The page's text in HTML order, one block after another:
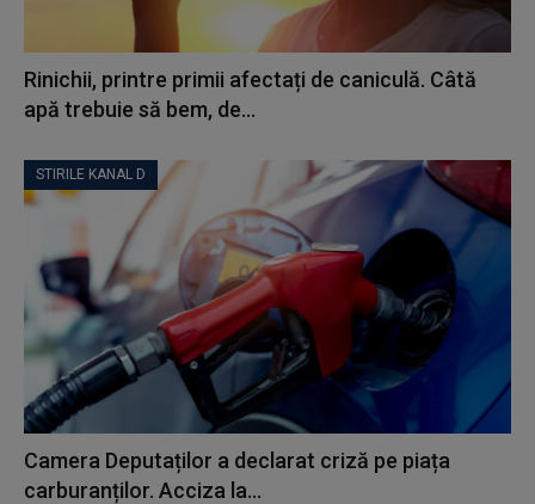
Rinichii, printre primii afectați de caniculă. Câtă
apă trebuie să bem, de...
STIRILE KANAL D
Camera Deputaților a declarat criză pe piața
carburanților. Acciza la...